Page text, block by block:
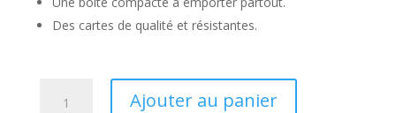
Des cartes de qualité et résistantes.
Ajouter au panier